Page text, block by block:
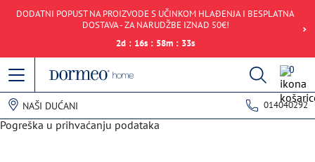
DODATNI POPUST NA PROIZVODE S UČINKOM HLAĐENJA I BESPLATNA
DOSTAVA - ZA NARUDŽBE IZNAD 50€!
2d : 16s : 58m : 33s
0
NAŠI DUĆANI 014040292
Pogreška u prihvaćanju podataka